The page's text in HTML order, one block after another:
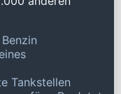
Tankstellen